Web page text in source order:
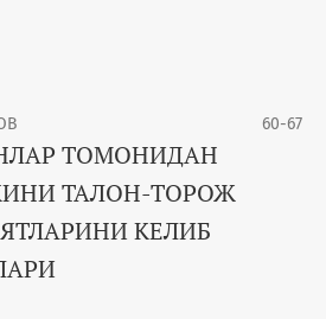
60-67
ТОМОНИДАН
ТАЛОН-ТОРОЖ
КЕЛИБ